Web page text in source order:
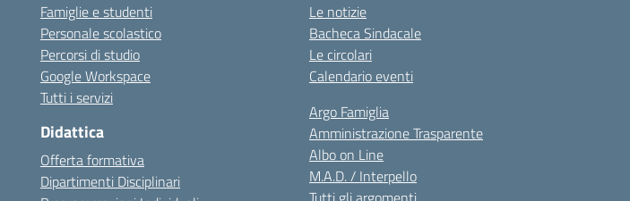
Famiglie e studenti
Personale scolastico
Percorsi di studio
Google Workspace
Tutti i servizi
Didattica
Offerta formativa
Dipartimenti Disciplinari
Le notizie
Bacheca Sindacale
Le circolari
Calendario eventi
Argo Famiglia
Amministrazione Trasparente
Albo on Line
M.A.D. / Interpello